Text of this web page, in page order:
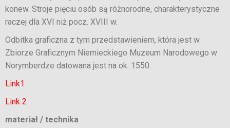
konew. Stroje pięciu osób są różnorodne, charakterystyczne
raczej dla XVI niż pocz. XVIII w.
Odbitka graficzna z tym przedstawieniem, która jest w
Zbiorze Graficznym Niemieckiego Muzeum Narodowego w
Norymberdze datowana jest na ok. 1550.
Link1
Link 2
materiał / technika